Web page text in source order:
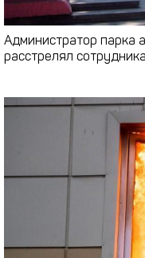
Администратор парка
расстрелял